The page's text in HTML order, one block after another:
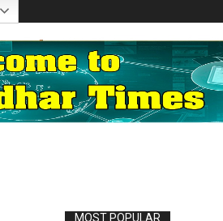
MOST POPULAR